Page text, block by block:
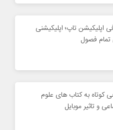
اپلیکیشن تاپ؛ اپلیکیشنی
تمام فصول
کوتاه به کتاب های علوم
و تاثیر موبایل